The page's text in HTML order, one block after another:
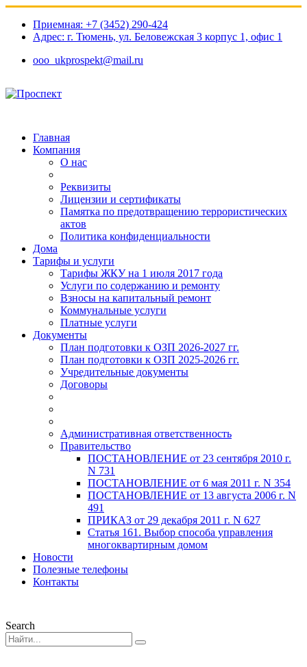
Приемная: +7 (3452) 290-424
Адрес: г. Тюмень, ул. Беловежская 3 корпус 1, офис 1​
ooo_ukprospekt@mail.ru
Главная
Компания
О нас
Реквизиты
Лицензии и сертификаты
Памятка по предотвращению террористических
актов
Политика конфиденциальности
Дома
Тарифы и услуги
Тарифы ЖКУ на 1 июля 2017 года
Услуги по содержанию и ремонту
Взносы на капитальный ремонт
Коммунальные услуги
Платные услуги
Документы
План подготовки к ОЗП 2026-2027 гг.
План подготовки к ОЗП 2025-2026 гг.
Учредительные документы
Договоры
Административная ответственность
Правительство
ПОСТАНОВЛЕНИЕ от 23 сентября 2010 г.
N 731
ПОСТАНОВЛЕНИЕ от 6 мая 2011 г. N 354
ПОСТАНОВЛЕНИЕ от 13 августа 2006 г. N
491
ПРИКАЗ от 29 декабря 2011 г. N 627
Статья 161. Выбор способа управления
многоквартирным домом
Новости
Полезные телефоны
Контакты
Search